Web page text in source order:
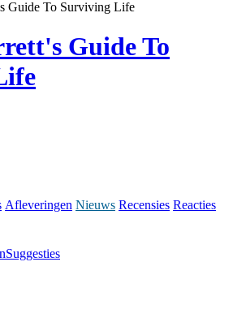
Guide To
Afleveringen Nieuws Recensies Reacties
Suggesties